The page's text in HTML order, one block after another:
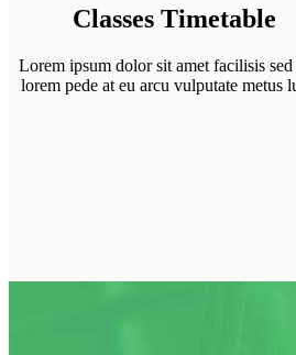
Classes Timetable
Lorem ipsum dolor sit amet facilisis sed
lorem pede at eu arcu vulputate metus